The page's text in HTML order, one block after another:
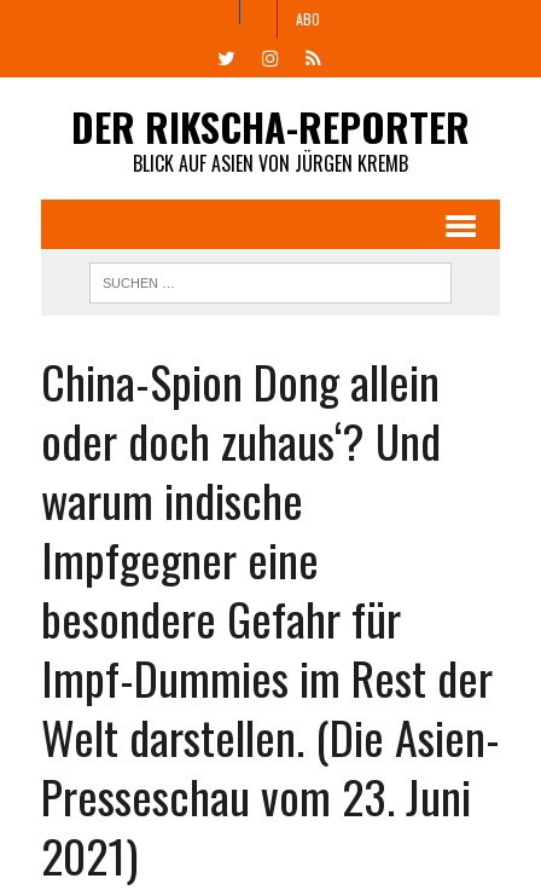
ABO
DER RIKSCHA-REPORTER
BLICK AUF ASIEN VON JÜRGEN KREMB
China-Spion Dong allein
oder doch zuhaus‘? Und
warum indische
Impfgegner eine
besondere Gefahr für
Impf-Dummies im Rest der
Welt darstellen. (Die Asien-
Presseschau vom 23. Juni
2021)